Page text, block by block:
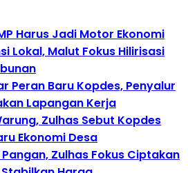
Harus Jadi Motor Ekonomi
Lokal, Malut Fokus Hilirisasi
Peran Baru Kopdes, Penyalur
Lapangan Kerja
Zulhas Sebut Kopdes
Ekonomi Desa
Zulhas Fokus Ciptakan